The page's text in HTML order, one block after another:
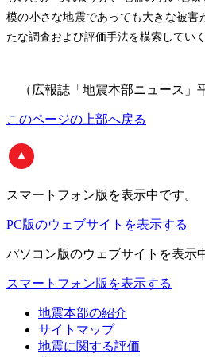
模の小さな地震であっても大きな被害
たな調査および評価手法を模索してい
（広報誌「地震本部ニュース」
このページの上部へ戻る
スマートフォン版 を表示中です。
PC版のウェブサイトを表示する
パソコン版のウェブサイトを表示
スマートフォン版を表示する
地震本部の紹介
サイトマップ
地震に関する評価